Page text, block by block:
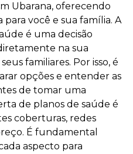
Ubarana, oferecendo
você e sua família. A
é uma decisão
na sua
familiares. Por isso, é
opções e entender as
de tomar uma
de planos de saúde é
coberturas, redes
É fundamental
aspecto para